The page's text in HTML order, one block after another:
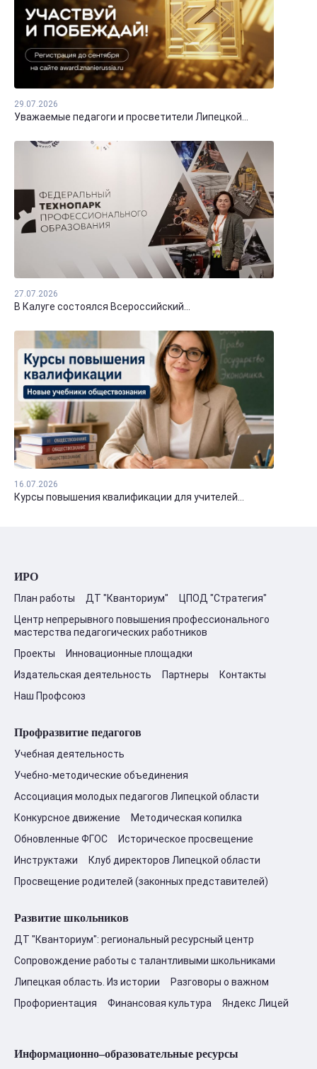
29.07.2026
Уважаемые педагоги и просветители Липецкой...
27.07.2026
В Калуге состоялся Всероссийский...
16.07.2026
Курсы повышения квалификации для учителей...
ИРО
План работы ДТ "Кванториум"
ЦПОД "Стратегия"
Центр непрерывного повышения профессионального
мастерства педагогических работников
Проекты
Инновационные площадки
Издательская деятельность
Партнеры
Контакты
Наш Профсоюз
Профразвитие педагогов
Учебная деятельность
Учебно-методические объединения
Ассоциация молодых педагогов Липецкой области
Конкурсное движение
Методическая копилка
Обновленные ФГОС
Историческое просвещение
Инструктажи
Клуб директоров Липецкой области
Просвещение родителей (законных представителей)
Развитие школьников
ДТ "Кванториум": региональный ресурсный центр
Сопровождение работы с талантливыми школьниками
Липецкая область. Из истории
Разговоры о важном
Профориентация
Финансовая культура Яндекс Лицей
Информационно–образовательные ресурсы